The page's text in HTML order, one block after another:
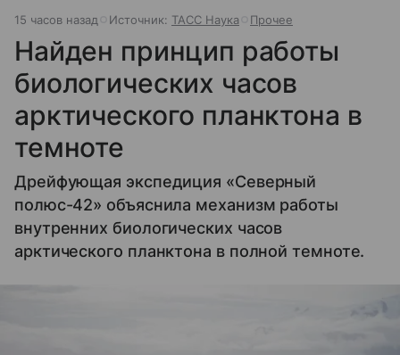
15 часов назад Источник: ТАСС Наука Прочее
Найден принцип работы
биологических часов
арктического планктона в
темноте
Дрейфующая экспедиция «Северный
полюс-42» объяснила механизм работы
внутренних биологических часов
арктического планктона в полной темноте.